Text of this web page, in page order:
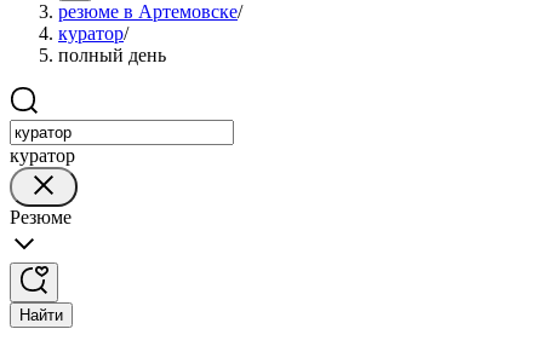
резюме в Артемовске/
куратор/
полный день
куратор
Резюме
Найти